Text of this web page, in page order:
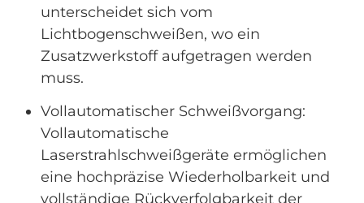
unterscheidet sich vom
Lichtbogenschweißen, wo ein
Zusatzwerkstoff aufgetragen werden
muss.
Vollautomatischer Schweißvorgang:
Vollautomatische
Laserstrahlschweißgeräte ermöglichen
eine hochpräzise Wiederholbarkeit und
vollständige Rückverfolgbarkeit der